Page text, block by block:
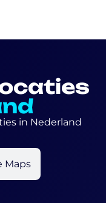
in Nederland
Maps